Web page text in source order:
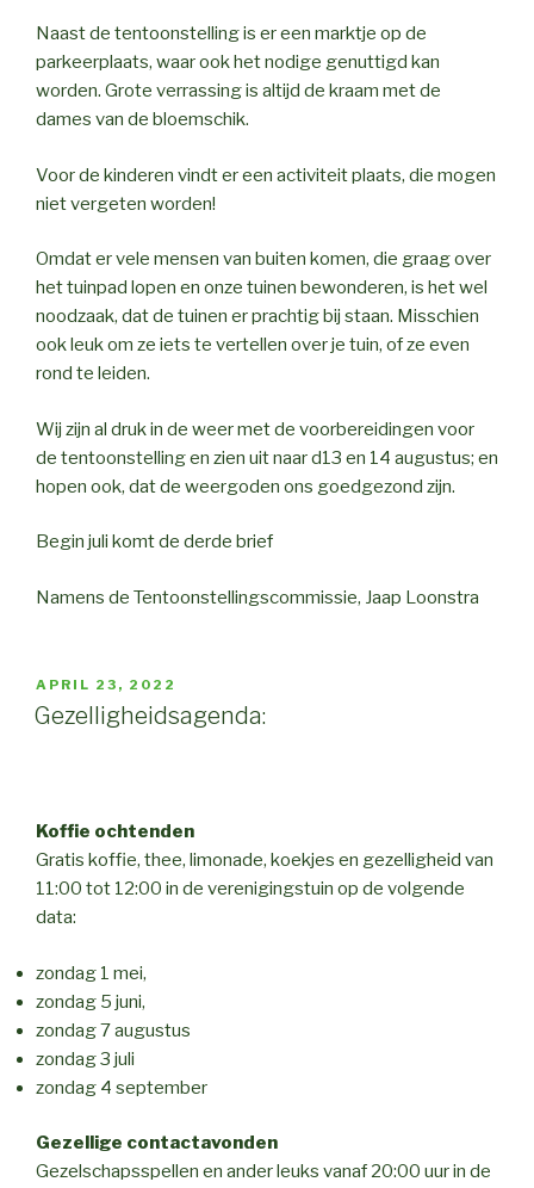
Naast de tentoonstelling is er een marktje op de
parkeerplaats, waar ook het nodige genuttigd kan
worden. Grote verrassing is altijd de kraam met de
dames van de bloemschik.
Voor de kinderen vindt er een activiteit plaats, die mogen
niet vergeten worden!
Omdat er vele mensen van buiten komen, die graag over
het tuinpad lopen en onze tuinen bewonderen, is het wel
noodzaak, dat de tuinen er prachtig bij staan. Misschien
ook leuk om ze iets te vertellen over je tuin, of ze even
rond te leiden.
Wij zijn al druk in de weer met de voorbereidingen voor
de tentoonstelling en zien uit naar d13 en 14 augustus; en
hopen ook, dat de weergoden ons goedgezond zijn.
Begin juli komt de derde brief
Namens de Tentoonstellingscommissie, Jaap Loonstra
GEPLAATST
OP
APRIL 23, 2022
Gezelligheidsagenda:
Koffie ochtenden
Gratis koffie, thee, limonade, koekjes en gezelligheid van
11:00 tot 12:00 in de verenigingstuin op de volgende
data:
zondag 1 mei,
zondag 5 juni,
zondag 7 augustus
zondag 3 juli
zondag 4 september
Gezellige contactavonden
Gezelschapsspellen en ander leuks vanaf 20:00 uur in de